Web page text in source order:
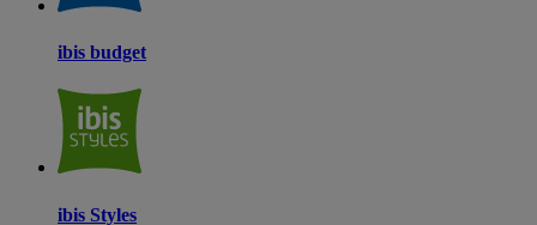
ibis budget
ibis Styles